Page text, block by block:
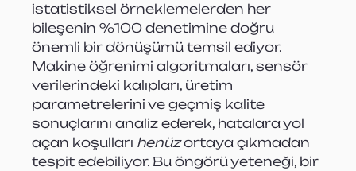
istatistiksel örneklemelerden her
bileşenin %100 denetimine doğru
önemli bir dönüşümü temsil ediyor.
Makine öğrenimi algoritmaları, sensör
verilerindeki kalıpları, üretim
parametrelerini ve geçmiş kalite
sonuçlarını analiz ederek, hatalara yol
açan koşulları henüz ortaya çıkmadan
tespit edebiliyor. Bu öngörü yeteneği, bir